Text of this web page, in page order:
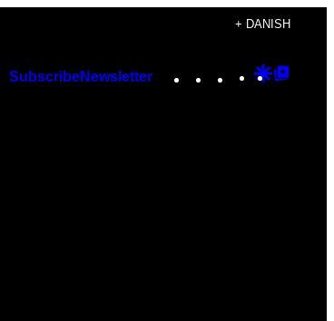
+ DANISH
SubscribeNewsletter Instagram
TikTok
YouTube
Google